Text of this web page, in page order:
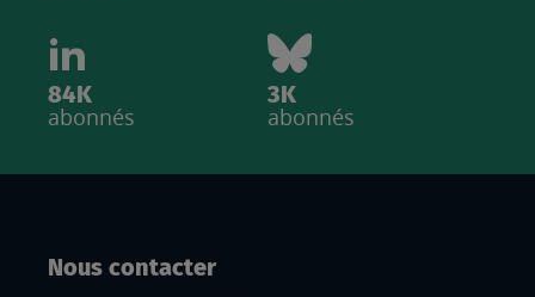
84K
abonnés
3K
abonnés
Nous contacter